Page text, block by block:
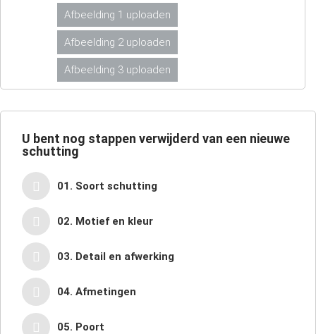
Afbeelding 1 uploaden
Afbeelding 2 uploaden
Afbeelding 3 uploaden
U bent nog stappen verwijderd van een nieuwe
schutting
01. Soort schutting
02. Motief en kleur
03. Detail en afwerking
04. Afmetingen
05. Poort